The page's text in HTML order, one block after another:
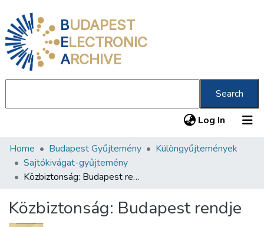
BUDAPEST
ELECTRONIC
ARCHIVE
Search
Log In (current)
Communities & Collections
All of DSpace
About us
Home Budapest Gyűjtemény
Különgyűjtemények
Sajtókivágat-gyűjtemény
Közbiztonság: Budapest rendje
Közbiztonság: Budapest rendje